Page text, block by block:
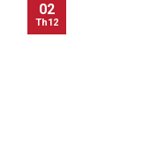
02
Th12